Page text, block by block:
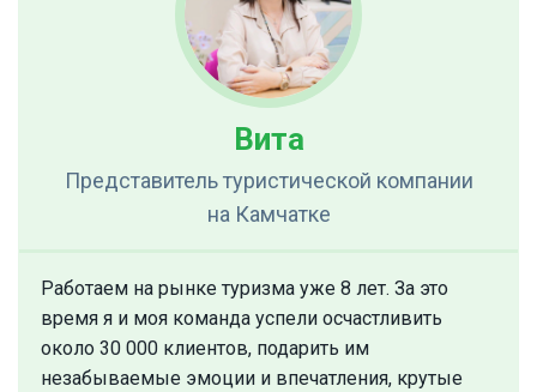
Вита
Представитель туристической компании
на Камчатке
Работаем на рынке туризма уже 8 лет. За это
время я и моя команда успели осчастливить
около 30 000 клиентов, подарить им
незабываемые эмоции и впечатления, крутые